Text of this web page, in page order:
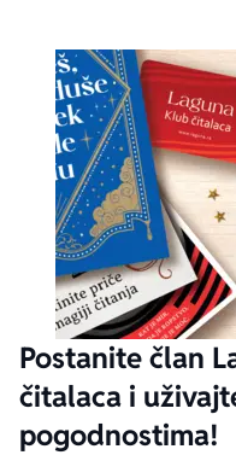
Postanite član
čitalaca i
pogodnostima!